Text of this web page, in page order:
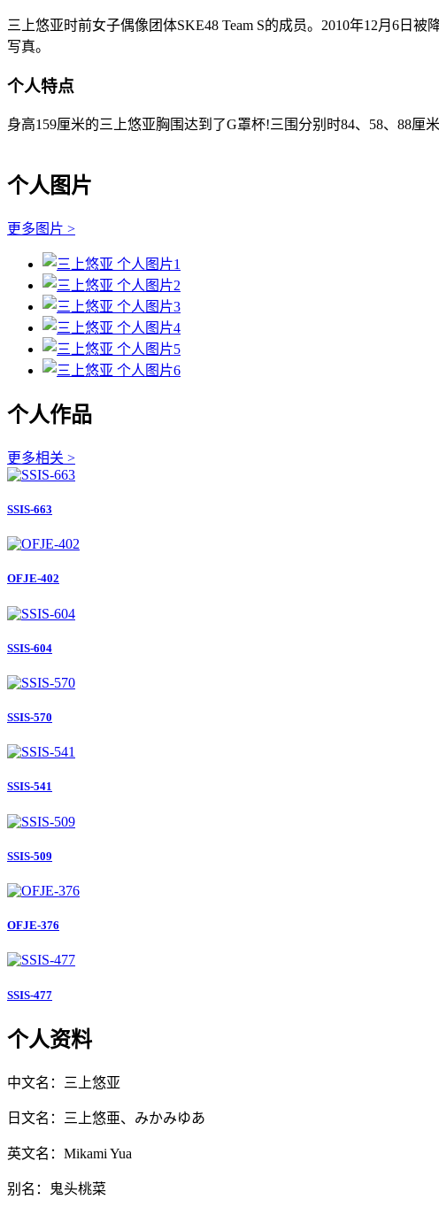
三上悠亚时前女子偶像团体SKE48 Team S的成员。2010年12月6日
写真。
个人特点
身高159厘米的三上悠亚胸围达到了G罩杯!三围分别时84、58、88厘
个人图片
更多图片 >
个人作品
更多相关 >
SSIS-663
OFJE-402
SSIS-604
SSIS-570
SSIS-541
SSIS-509
OFJE-376
SSIS-477
个人资料
中文名：三上悠亚
日文名：三上悠亜、みかみゆあ
英文名：Mikami Yua
别名：鬼头桃菜